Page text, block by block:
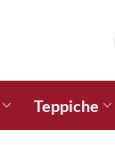
Teppiche